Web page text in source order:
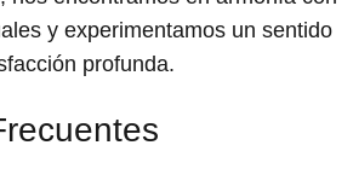
y experimentamos un sentido
profunda.